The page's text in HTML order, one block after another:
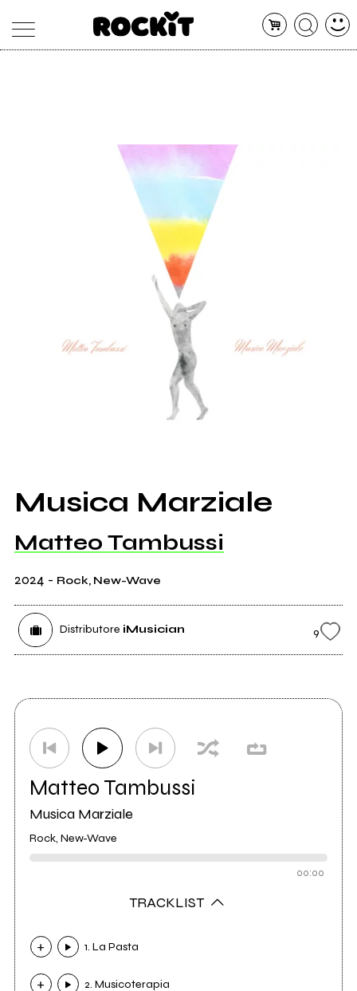
ARTISTI
CONCERTI
Musica Marziale
Matteo Tambussi
2024 - Rock, New-Wave
Distributore iMusician 9
Matteo Tambussi
Musica Marziale
Rock, New-Wave
00:00
TRACKLIST
1. La Pasta
2. Musicoterapia